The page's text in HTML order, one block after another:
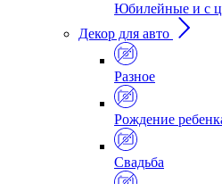
Юбилейные и с
Декор для авто
Разное
Рождение
Свадьба